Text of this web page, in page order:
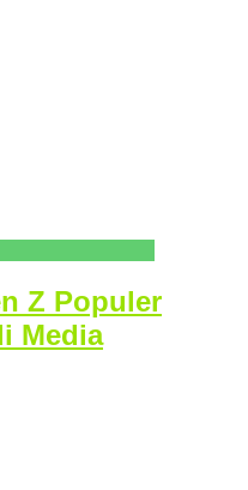
Z Populer
Media